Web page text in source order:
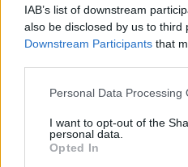
IAB’s list of downstream
also be disclosed by us to third
Downstream Participants that
Personal Data Processing
I want to opt-out of the
personal data.
Opted In
Egy pillanatra ledermedtem,
érzetem Erik iránt, hogy
összeestem a fáradtságtól.
sok időmet elveszi a
keresgéljem, vagy segítsek
sminket, táskát választani az